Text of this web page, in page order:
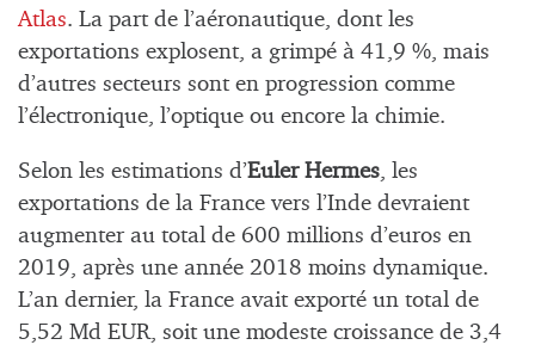
Atlas. La part de l’aéronautique, dont les
exportations explosent, a grimpé à 41,9 %, mais
d’autres secteurs sont en progression comme
l’électronique, l’optique ou encore la chimie.
Selon les estimations d’Euler Hermes, les
exportations de la France vers l’Inde devraient
augmenter au total de 600 millions d’euros en
2019, après une année 2018 moins dynamique.
L’an dernier, la France avait exporté un total de
5,52 Md EUR, soit une modeste croissance de 3,4